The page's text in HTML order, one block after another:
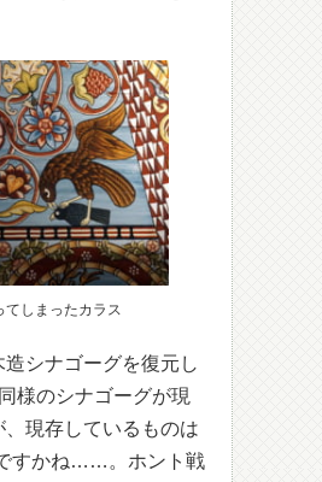
てしまったカラス
シナゴーグを復元し
様のシナゴーグが現
現存しているものは
すかね……。ホント戦